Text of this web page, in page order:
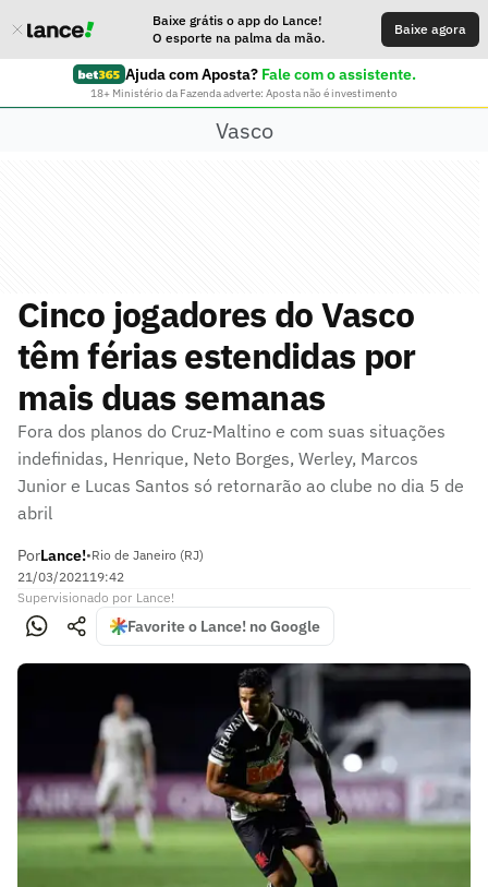
Baixe grátis o app do Lance!
O esporte na palma da mão.
Baixe agora
Ajuda com Aposta? Fale com o assistente.
18+ Ministério da Fazenda adverte: Aposta não é investimento
Vasco
Cinco jogadores do Vasco
têm férias estendidas por
mais duas semanas
Fora dos planos do Cruz-Maltino e com suas situações
indefinidas, Henrique, Neto Borges, Werley, Marcos
Junior e Lucas Santos só retornarão ao clube no dia 5 de
abril
PorLance!•Rio de Janeiro (RJ)
21/03/202119:42
Supervisionado por Lance!
Favorite o Lance! no Google